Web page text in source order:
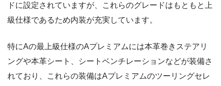
ドに設定されていますが、これらのグレードはもともと上
級仕様であるため内装が充実しています。
特にAの最上級仕様のAプレミアムには本革巻きステアリ
ングや本革シート、シートベンチレーションなどが装備さ
れており、これらの装備はAプレミアムのツーリングセレ